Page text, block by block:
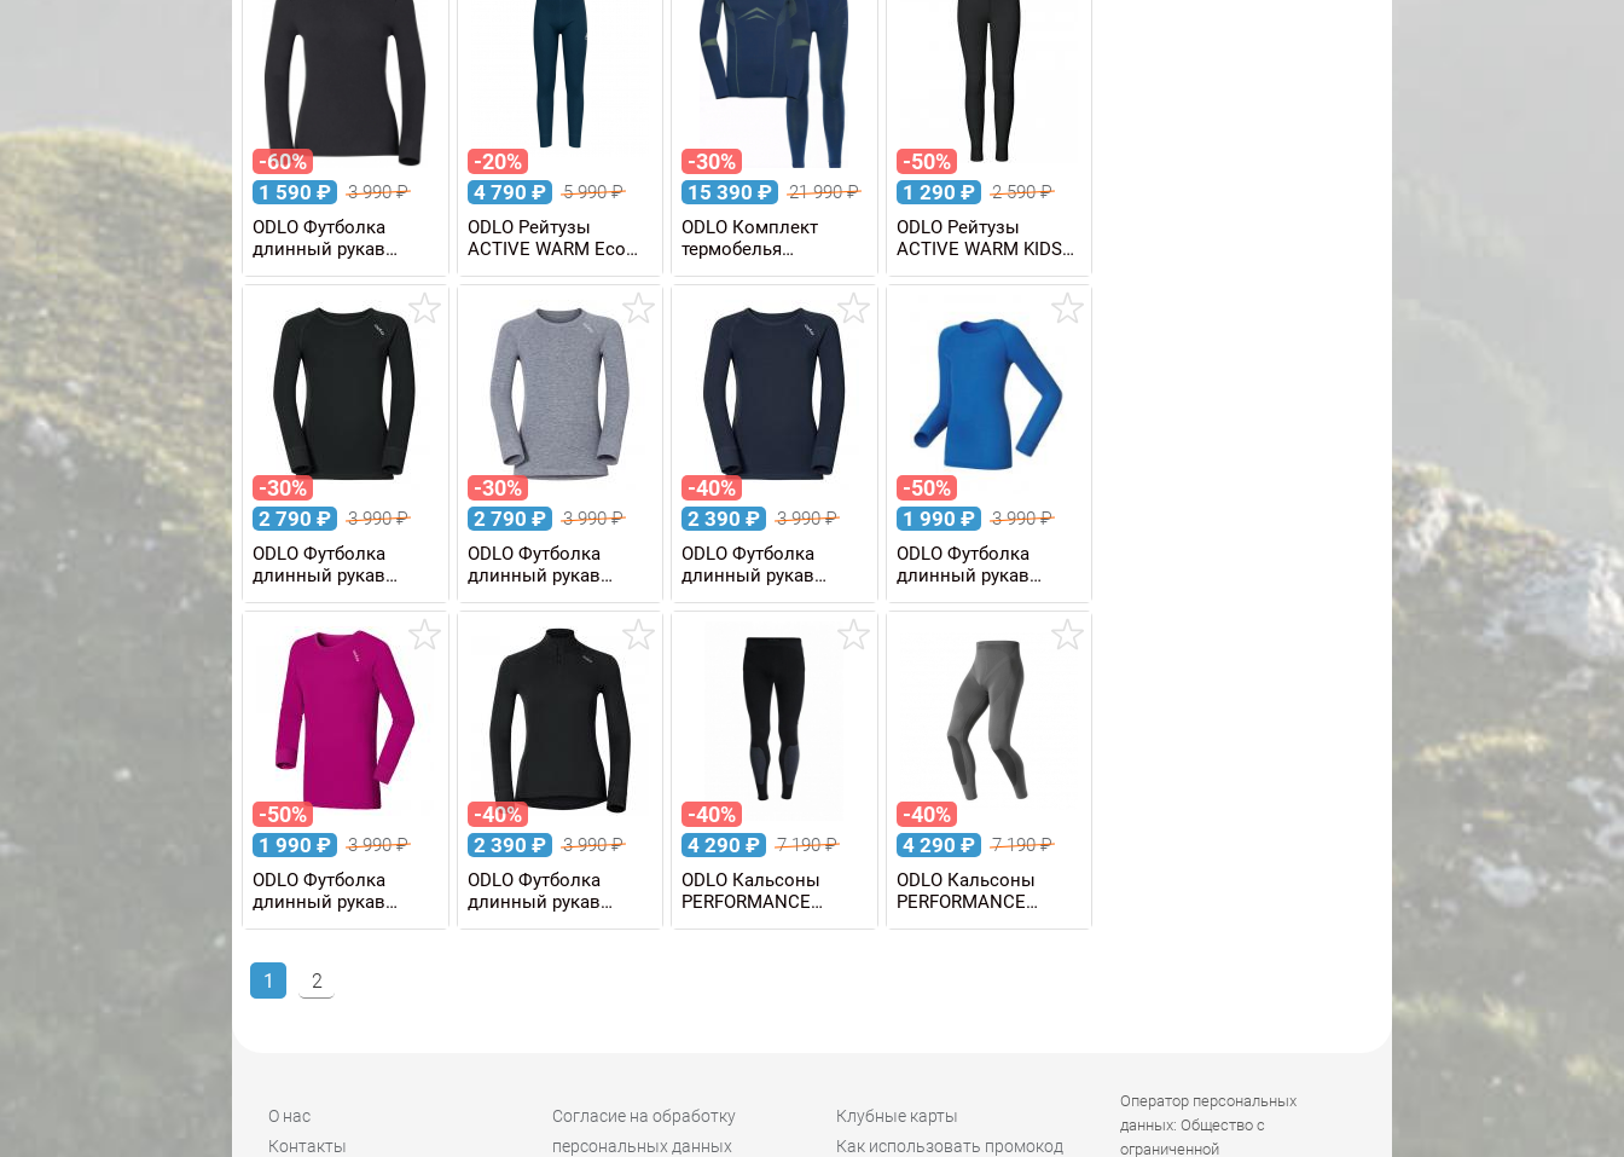
-60%
1 590 ₽ 3 990₽
ODLO Футболка
длинный рукав
ACTIVE WARM для
девочек
-20%
4 790 ₽ 5 990₽
ODLO Рейтузы
ACTIVE WARM Eco
KIDS детские
-30%
15 390 ₽ 21 990₽
ODLO Комплект
термобелья
FUNDAMENTALS
PERFORMANCE
WARM мужской
-50%
1 290 ₽ 2 590₽
ODLO Рейтузы
ACTIVE WARM KIDS
детские
-30%
2 790 ₽ 3 990₽
ODLO Футболка
длинный рукав
ACTIVE WARM KIDS
детская
-30%
2 790 ₽ 3 990₽
ODLO Футболка
длинный рукав
ACTIVE WARM KIDS
детская
-40%
2 390 ₽ 3 990₽
ODLO Футболка
длинный рукав
ACTIVE WARM KIDS
детская
-50%
1 990 ₽ 3 990₽
ODLO Футболка
длинный рукав
ACTIVE WARM KIDS
детская
-50%
1 990 ₽ 3 990₽
ODLO Футболка
длинный рукав
ACTIVE WARM KIDS
-40%
2 390 ₽ 3 990₽
ODLO Футболка
длинный рукав
ACTIVE WARM 1/2 Zip
-40%
4 290 ₽ 7 190₽
ODLO Кальсоны
PERFORMANCE
EVOLUTION WARM
-40%
4 290 ₽ 7 190₽
ODLO Кальсоны
PERFORMANCE
EVOLUTION WARM
1 2
О нас
Контакты
Согласие на обработку
персональных данных
Клубные карты
Как использовать промокод
Оператор персональных
данных: Общество с
ограниченной